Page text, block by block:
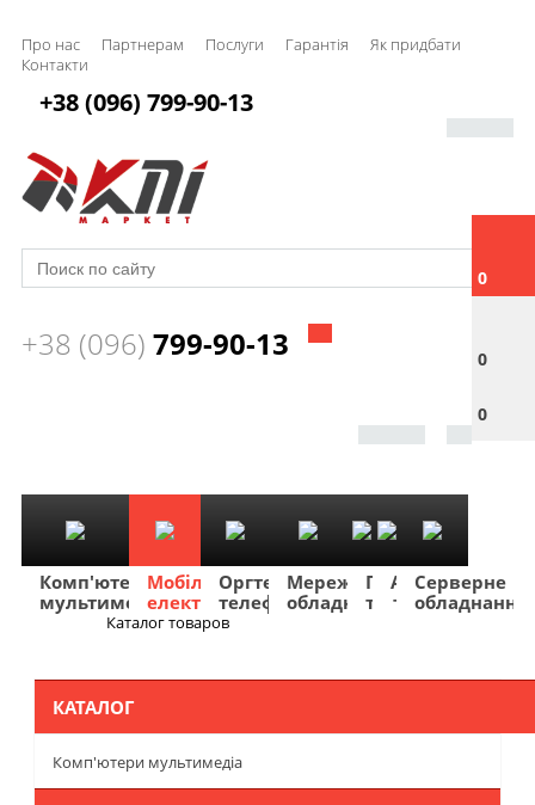
Про нас Партнерам Послуги Гарантія
Як придбати
Контакти
0
0
0
+38 (096) 799-90-13
+38 (096) 799-90-13
Комп'ютери
мультимедіа
Мобільна
електроніка
Оргтехніка
телефонія
Мережеве
обладнання
Побутова
техніка
TV
та
Фото
та
Авто
та
Серверне
обладнання
Каталог товаров
КАТАЛОГ
Комп'ютери мультимедіа